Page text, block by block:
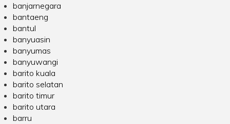
banjarnegara
bantaeng
bantul
banyuasin
banyumas
banyuwangi
barito kuala
barito selatan
barito timur
barito utara
barru